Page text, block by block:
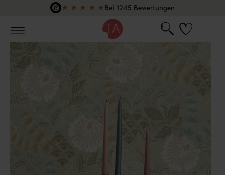
Zum Hauptinhalt springen
★ ★ ★ ★ ★Bei 1245 Bewertungen